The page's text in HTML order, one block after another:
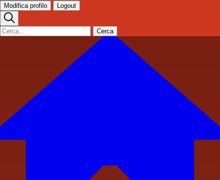
Modifica profilo Logout
Cerca